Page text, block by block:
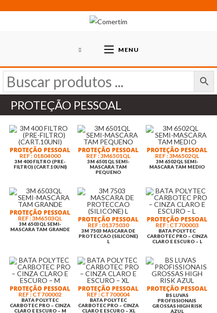
MENU
PROTEÇÃO PESSOAL
PROTEÇÃO PESSOAL
REF : 01804000
3M 400 FILTRO (PRE-
FILTRO) (CART.10UNI)
PROTEÇÃO PESSOAL
REF : 3M6501QL
3M 6501QL SEMI-
MASCARA TAM
PEQUENO
PROTEÇÃO PESSOAL
REF : 3M6502QL
3M 6502QL SEMI-
MASCARA TAM MEDIO
PROTEÇÃO PESSOAL
REF : 3M6503QL
3M 6503QL SEMI-
MASCARA TAM GRANDE
PROTEÇÃO PESSOAL
REF : 01375030
3M 7503 MASCARA DE
PROTECCAO (SILICONE)
L
PROTEÇÃO PESSOAL
REF : CT700003
BATA POLYTEC
CARBOTEC PRO – CINZA
CLARO E ESCURO – L
PROTEÇÃO PESSOAL
REF : CT700002
BATA POLYTEC
CARBOTEC PRO – CINZA
CLARO E ESCURO – M
PROTEÇÃO PESSOAL
REF : CT700004
BATA POLYTEC
CARBOTEC PRO – CINZA
CLARO E ESCURO – XL
PROTEÇÃO PESSOAL
BS LUVAS
PROFISSIONAIS
GROSSAS HIGH RISK
AZUL